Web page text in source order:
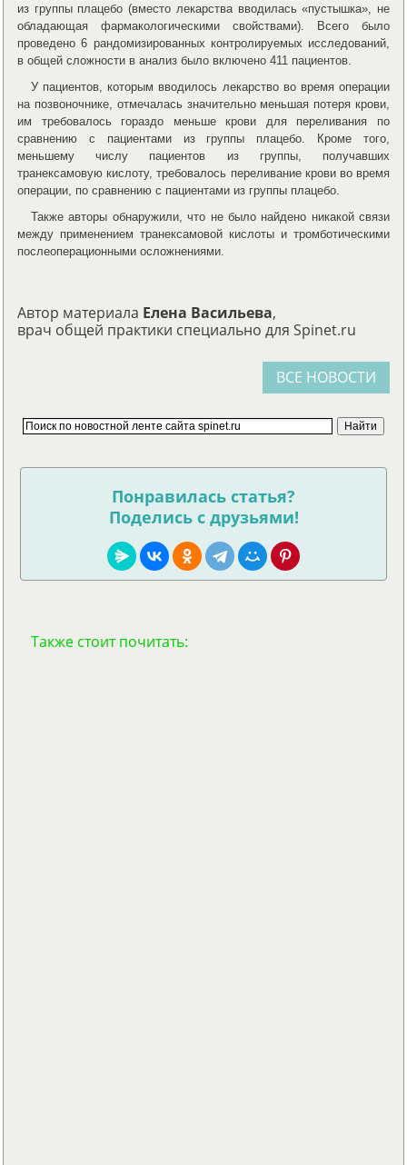
из группы плацебо (вместо лекарства вводилась «пустышка», не
обладающая фармакологическими свойствами). Всего было
проведено 6 рандомизированных контролируемых исследований,
в общей сложности в анализ было включено 411 пациентов.
У пациентов, которым вводилось лекарство во время операции
на позвоночнике, отмечалась значительно меньшая потеря крови,
им требовалось гораздо меньше крови для переливания по
сравнению с пациентами из группы плацебо. Кроме того,
меньшему числу пациентов из группы, получавших
транексамовую кислоту, требовалось переливание крови во время
операции, по сравнению с пациентами из группы плацебо.
Также авторы обнаружили, что не было найдено никакой связи
между применением транексамовой кислоты и тромботическими
послеоперационными осложнениями.
Автор материала Елена Васильева,
врач общей практики специально для Spinet.ru
ВСЕ НОВОСТИ
Понравилась статья?
Поделись с друзьями!
Также стоит почитать: